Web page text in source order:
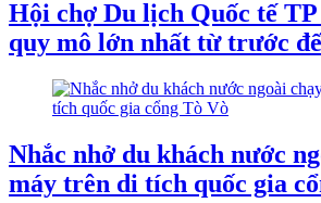
Hội chợ Du lịch Quốc tế
quy mô lớn nhất từ trước
Nhắc nhở du khách nước
máy trên di tích quốc gia